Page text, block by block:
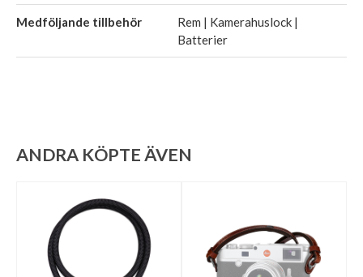
Medföljande tillbehör
Rem | Kamerahuslock |
Batterier
ANDRA KÖPTE ÄVEN